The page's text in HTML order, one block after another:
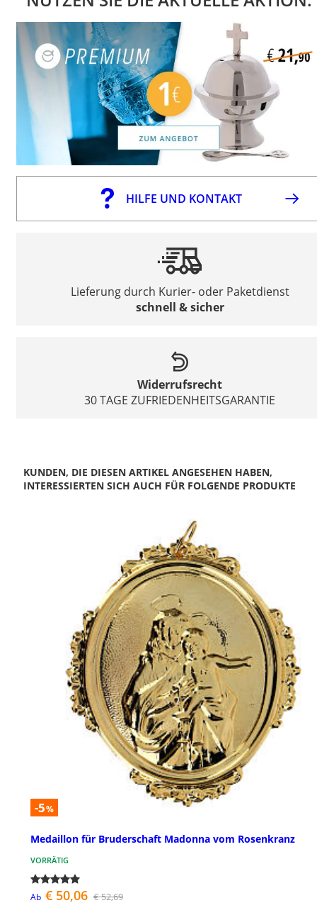
HILFE UND KONTAKT
Lieferung durch Kurier- oder Paketdienst
schnell & sicher
Widerrufsrecht
30 TAGE ZUFRIEDENHEITSGARANTIE
KUNDEN, DIE DIESEN ARTIKEL ANGESEHEN HABEN,
INTERESSIERTEN SICH AUCH FÜR FOLGENDE PRODUKTE
-5%
Medaillon für Bruderschaft Madonna vom Rosenkranz
VORRÄTIG
Ab € 50,06 € 52,69